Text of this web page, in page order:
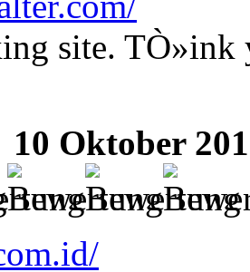
site.
10 Oktober